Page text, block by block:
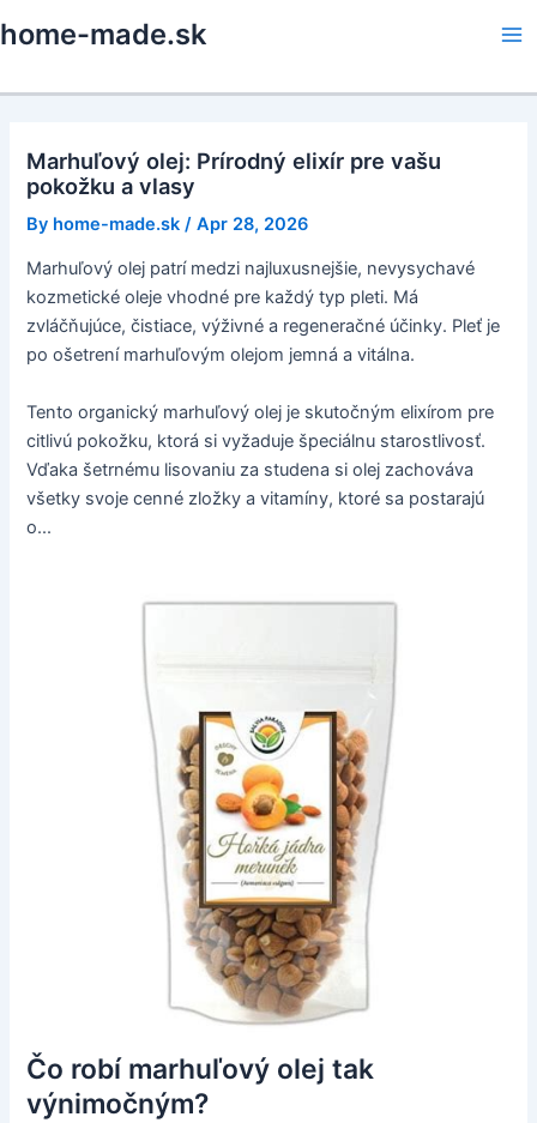
to
home-made.sk
Marhuľový olej: Prírodný elixír pre vašu
pokožku a vlasy
By home-made.sk /Apr 28, 2026
Marhuľový olej patrí medzi najluxusnejšie, nevysychavé
kozmetické oleje vhodné pre každý typ pleti. Má
zvláčňujúce, čistiace, výživné a regeneračné účinky. Pleť je
po ošetrení marhuľovým olejom jemná a vitálna.
Tento organický marhuľový olej je skutočným elixírom pre
citlivú pokožku, ktorá si vyžaduje špeciálnu starostlivosť.
Vďaka šetrnému lisovaniu za studena si olej zachováva
všetky svoje cenné zložky a vitamíny, ktoré sa postarajú
o...
Čo robí marhuľový olej tak
výnimočným?